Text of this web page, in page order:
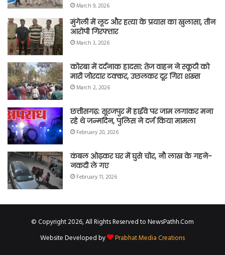
March 9, 2026
मुंगेली में लूट और हत्या के प्रयास का खुलासा, तीन
आरोपी गिरफ्तार
March 3, 2026
कोरबा में दर्दनाक हादसा: तेज वाहन ने स्कूटी को
मारी जोरदार टक्कर, उछलकर दूर गिरा शख्स
March 2, 2026
छत्तीसगढ़: सूरजपुर में हाईवे पर जाम लगाकर मना
रहे थे जन्मदिन, पुलिस ने दर्ज किया मामला
February 20, 2026
कंबल ओढ़कर घर में घुसे चोर, नौ लाख के गहने-
नकदी ले गए
February 11, 2026
© Copyright 2026, All Rights Reserved to NewsPathh.Com
Website Developed by
Prabhat Media Creations